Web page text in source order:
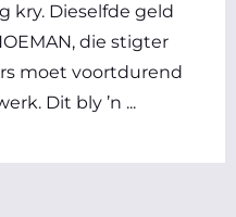
kry. Dieselfde geld
die stigter
moet voortdurend
Dit bly ’n ...